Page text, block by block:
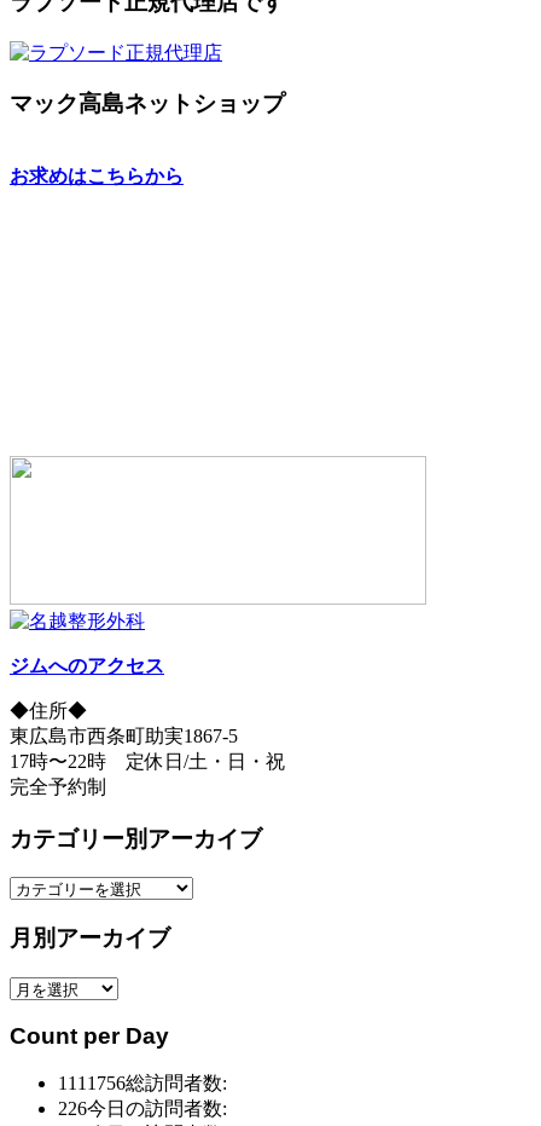
マック高島ネットショップ
お求めはこちらから
ジムへのアクセス
◆住所◆
東広島市西条町助実1867-5
17時〜22時 定休日/土・日・祝
完全予約制
カテゴリー別アーカイブ
カ
ゴ
ー
ア
月別アーカイブ
月
ア
Count per Day
1111756総訪問者数:
226今日の訪問者数: